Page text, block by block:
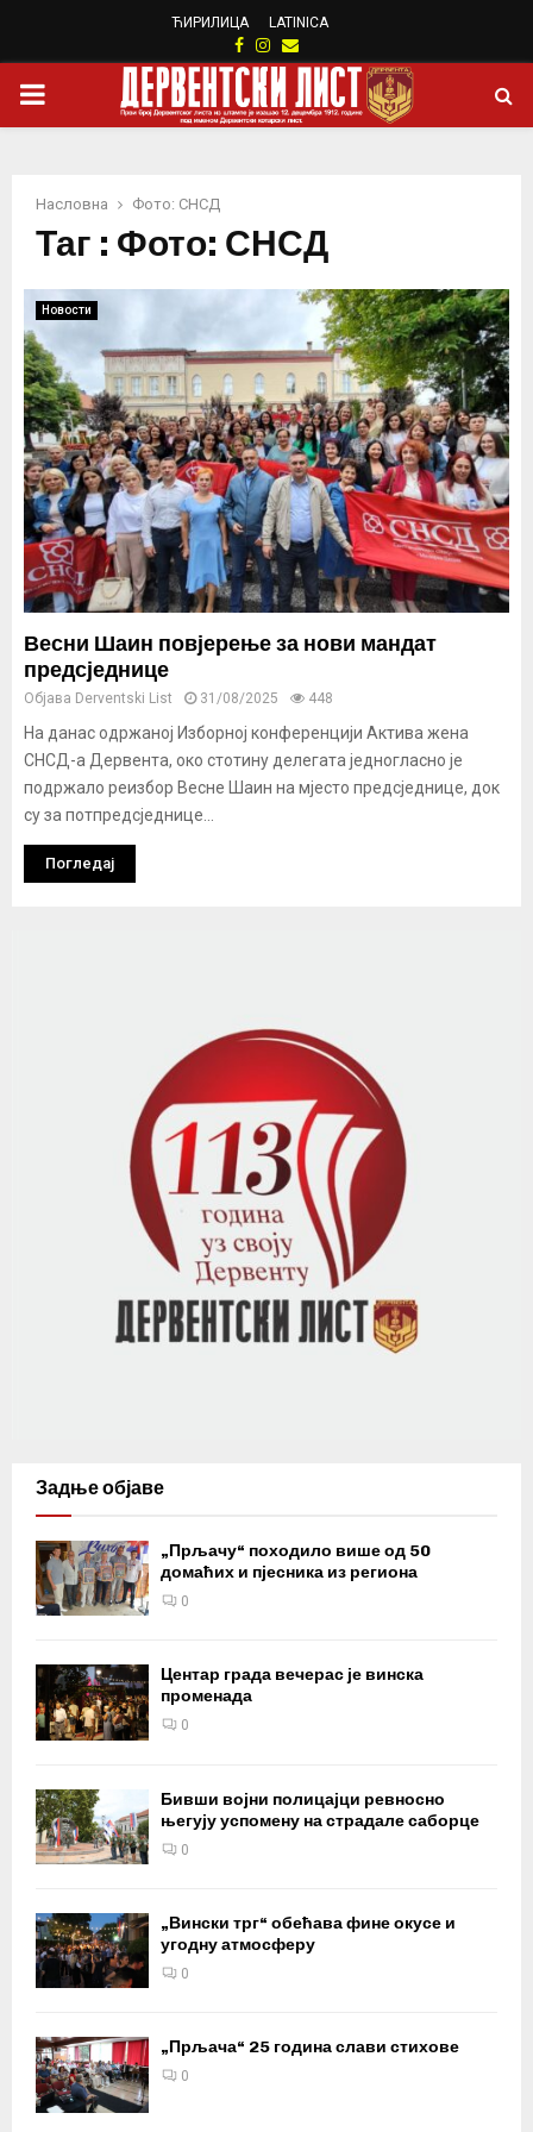
ЋИРИЛИЦА LATINICA
Facebook
Instagram
Email
PRIMARY
Насловна Фото: СНСД
Таг : Фото: СНСД
Новости
Весни Шаин повјерење за нови мандат
предсједнице
Објава Derventski List 31/08/2025 448
На данас одржаној Изборној конференцији Актива жена
СНСД-а Дервента, око стотину делегата једногласно је
подржало реизбор Весне Шаин на мјесто предсједнице, док
су за потпредсједнице...
Погледај
Задње објаве
„Прљачу“ походило више од 50
домаћих и пјесника из региона
0
Центар града вечерас је винска
променада
0
Бивши војни полицајци ревносно
његују успомену на страдале саборце
0
„Вински трг“ обећава фине окусе и
угодну атмосферу
0
„Прљача“ 25 година слави стихове
0